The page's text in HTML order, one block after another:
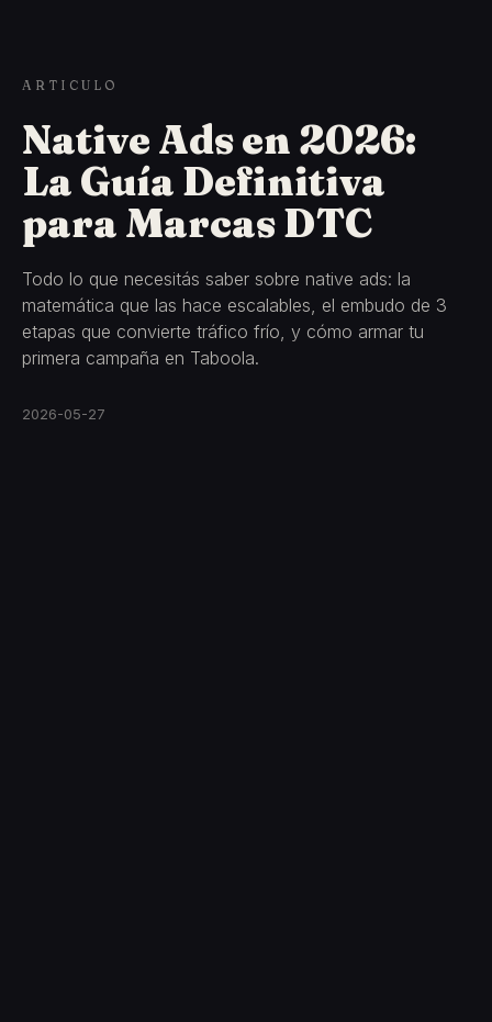
ARTICULO
Native Ads en 2026:
La Guía Definitiva
para Marcas DTC
Todo lo que necesitás saber sobre native ads: la
matemática que las hace escalables, el embudo de 3
etapas que convierte tráfico frío, y cómo armar tu
primera campaña en Taboola.
2026-05-27